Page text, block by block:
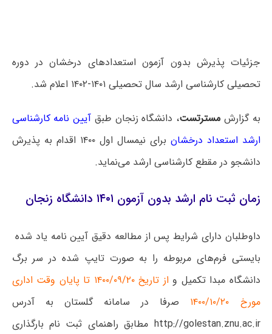
جزئیات پذیرش بدون آزمون استعدادهای درخشان در دوره
تحصیلی کارشناسی ارشد سال تحصیلی ۱۴۰۱-۱۴۰۲ اعلام شد.
به گزارش مسترتست، دانشگاه زنجان طبق آیین نامه کارشناسی
ارشد استعداد درخشان
برای نیمسال اول ۱۴۰۰ اقدام به پذیرش
دانشجو در مقطع کارشناسی ارشد می‌نماید.
زمان ثبت نام ارشد بدون آزمون ۱۴۰۱ دانشگاه زنجان
داوطلبان دارای شرایط پس از مطالعه دقیق آیین نامه یاد شده
بایستی فرم‌های مربوطه را به صورت تایپ شده در سر برگ
دانشگاه مبدا تکمیل و
از تاریخ ۱۴۰۰/۰۹/۲۰ تا پایان وقت اداری
مورخ ۱۴۰۰/۱۰/۲۰
صرفا در سامانه گلستان به آدرس
http://golestan.znu.ac.ir مطابق راهنمای ثبت نام بارگذاری